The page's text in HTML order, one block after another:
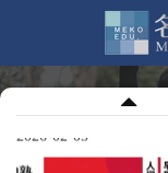
合格专访｜音乐生福
洗足学园最强攻略，
2026-02-05